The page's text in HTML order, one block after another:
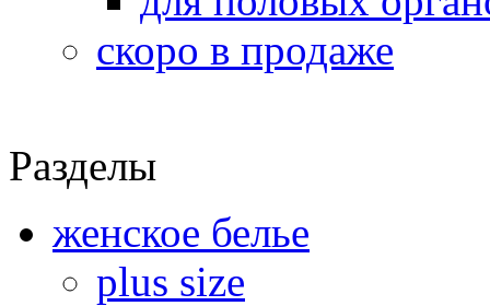
скоро в продаже
Разделы
женское белье
plus size